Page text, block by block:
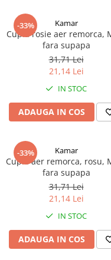
TGX
Mercedes Actros
Mercedes Actros MP2
Mercedes Actros MP3
Mercedes Actros MP4, MP5
Mercedes Actros MP6
Mercedes Arocs
Magnum
Premium
Scania R S G P Next
Scania RPG
Volvo
-33% Kamar
Cupla rosie aer remorca,
fara supapa
31,71 Lei
21,14 Lei
IN STOC
ADAUGA IN COS
-33% Kamar
Cupla aer remorca, rosu,
fara supapa
31,71 Lei
21,14 Lei
IN STOC
ADAUGA IN COS